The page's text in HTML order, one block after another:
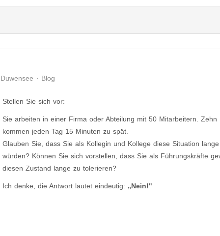
Blog
Stellen Sie sich vor:
Sie arbeiten in einer Firma oder Abteilung mit 50 Mitarbeitern. Zehn
kommen jeden Tag 15 Minuten zu spät.
Glauben Sie, dass Sie als Kollegin und Kollege diese Situation
würden? Können Sie sich vorstellen, dass Sie als Führungskräfte
diesen Zustand lange zu tolerieren?
Ich denke, die Antwort lautet eindeutig: „Nein!"